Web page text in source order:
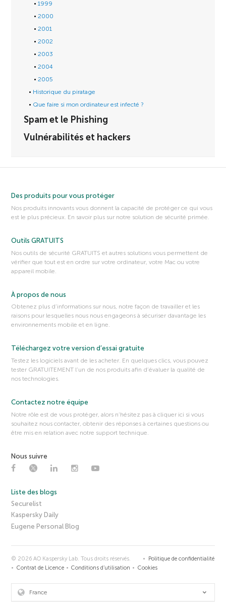
1999
2000
2001
2002
2003
2004
2005
Historique du piratage
Que faire si mon ordinateur est infecté ?
Spam et le Phishing
Vulnérabilités et hackers
Des produits pour vous protéger
Nos produits innovants vous donnent la capacité de protéger ce qui vous
est le plus précieux. En savoir plus sur notre solution de sécurité primée.
Outils GRATUITS
Nos outils de sécurité GRATUITS et autres solutions vous permettent de
vérifier que tout est en ordre sur votre ordinateur, votre Mac ou votre
appareil mobile.
À propos de nous
Obtenez plus d’informations sur nous, notre façon de travailler et les
raisons pour lesquelles nous nous engageons à sécuriser davantage les
environnements mobile et en ligne.
Téléchargez votre version d’essai gratuite
Testez les logiciels avant de les acheter. En quelques clics, vous pouvez
tester GRATUITEMENT l’un de nos produits afin d’évaluer la qualité de
nos technologies.
Contactez notre équipe
Notre rôle est de vous protéger, alors n’hésitez pas à cliquer ici si vous
souhaitez nous contacter, obtenir des réponses à certaines questions ou
être mis en relation avec notre support technique.
Nous suivre
Liste des blogs
Securelist
Kaspersky Daily
Eugene Personal Blog
© 2026 AO Kaspersky Lab. Tous droits réservés.
Politique de confidentialité
Contrat de Licence
Conditions d’utilisation Cookies
France